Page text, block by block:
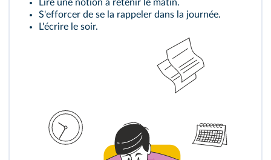
Lire une notion à retenir le matin.
S'efforcer de se la rappeler dans la journée.
L'écrire le soir.